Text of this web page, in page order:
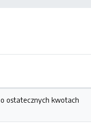
ostatecznych kwotach